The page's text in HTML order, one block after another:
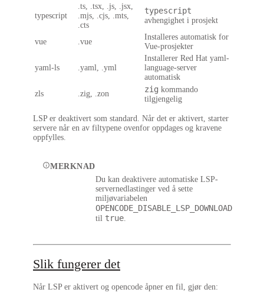
typescript
.ts, .tsx, .js, .jsx,
.mjs, .cjs, .mts,
.cts
typescript
avhengighet i prosjekt
vue .vue
Installeres automatisk for
Vue-prosjekter
yaml-ls .yaml, .yml
Installerer Red Hat yaml-
language-server
automatisk
zls
.zig, .zon zig kommando
tilgjengelig
LSP er deaktivert som standard. Når det er aktivert, starter
servere når en av filtypene ovenfor oppdages og kravene
oppfylles.
MERKNAD
Du kan deaktivere automatiske LSP-
servernedlastinger ved å sette
miljøvariabelen
OPENCODE_DISABLE_LSP_DOWNLOAD
til true.
Slik fungerer det
Når LSP er aktivert og opencode åpner en fil, gjør den: